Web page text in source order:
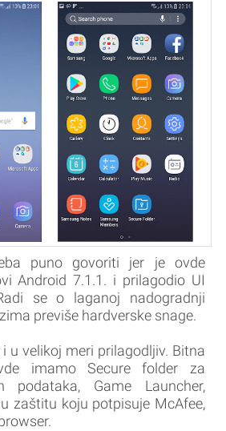
puno govoriti jer je ovde
Android 7.1.1. i prilagodio UI
se o laganoj nadogradnji
previše hardverske snage.
u velikoj meri prilagodljiv. Bitna
imamo Secure folder za
podataka, Game Launcher,
zaštitu koju potpisuje McAfee,